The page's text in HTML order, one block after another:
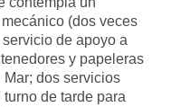
(dos veces
de apoyo a
y papeleras
Mar; dos servicios
de tarde para